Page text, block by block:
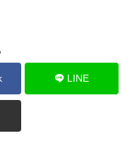
LINE